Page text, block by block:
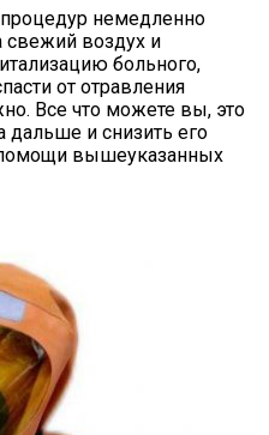
немедленно
свежий воздух и
больного,
от отравления
Все что можете вы, это
дальше и снизить его
вышеуказанных